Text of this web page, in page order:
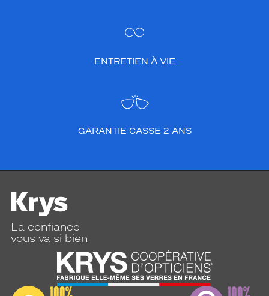
ENTRETIEN À VIE
GARANTIE CASSE 2 ANS
La confiance
vous va si bien